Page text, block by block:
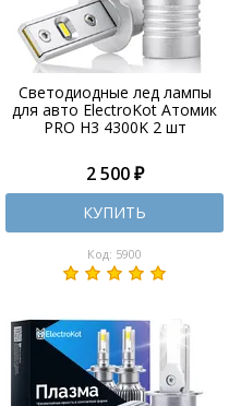
Светодиодные лед лампы
для авто ElectroKot Атомик
PRO H3 4300K 2 шт
2 500 ₽
КУПИТЬ
Код: 5900